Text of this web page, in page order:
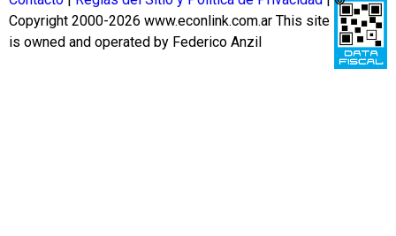
Copyright 2000-2026 www.econlink.com.ar This site
is owned and operated by Federico Anzil